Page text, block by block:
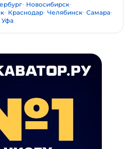
Новосибирск
Краснодар Челябинск Самара
Уфа